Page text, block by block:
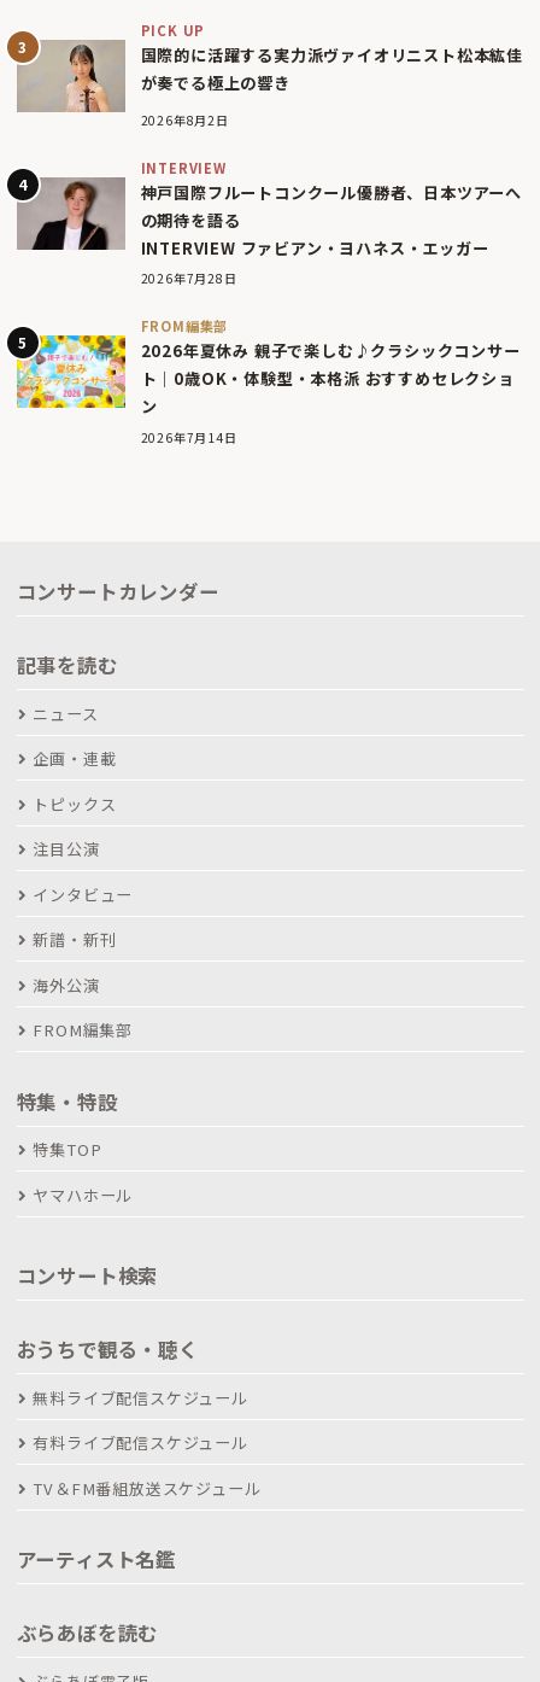
PICK UP
国際的に活躍する実力派ヴァイオリニスト松本紘佳
が奏でる極上の響き
2026年8月2日
INTERVIEW
神戸国際フルートコンクール優勝者、日本ツアーへ
の期待を語る
INTERVIEW ファビアン・ヨハネス・エッガー
2026年7月28日
FROM編集部
2026年夏休み 親子で楽しむ♪クラシックコンサー
ト｜0歳OK・体験型・本格派 おすすめセレクショ
ン
2026年7月14日
コンサートカレンダー
記事を読む
ニュース
企画・連載
トピックス
注目公演
インタビュー
新譜・新刊
海外公演
FROM編集部
特集・特設
特集TOP
ヤマハホール
コンサート検索
おうちで観る・聴く
無料ライブ配信スケジュール
有料ライブ配信スケジュール
TV＆FM番組放送スケジュール
アーティスト名鑑
ぶらあぼを読む